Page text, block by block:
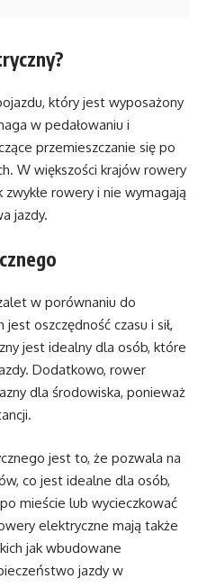
który jest wyposażony
w pedałowaniu i
przemieszczanie się po
W większości krajów rowery
rowery i nie wymagają
jazdy.
w porównaniu do
oszczędność czasu i sił,
jest idealny dla osób, które
Dodatkowo, rower
dla środowiska, ponieważ
jest to, że pozwala na
co jest idealne dla osób,
mieście lub wycieczkować
elektryczne mają także
jak wbudowane
jazdy w